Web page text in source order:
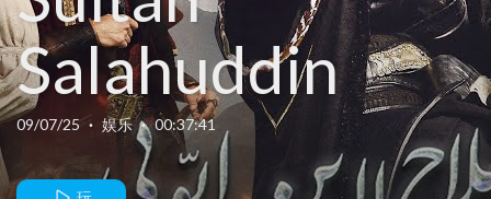
Salahuddin
Ayyubi Season
09/07/25 · 娱乐 · 00:37:41